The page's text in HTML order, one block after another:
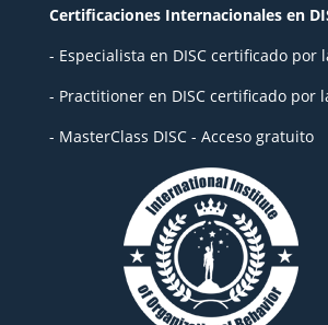
Certificaciones Internacionales en
- Especialista en DISC certificado por
- Practitioner en DISC certificado por
- MasterClass DISC - Acceso gratuito